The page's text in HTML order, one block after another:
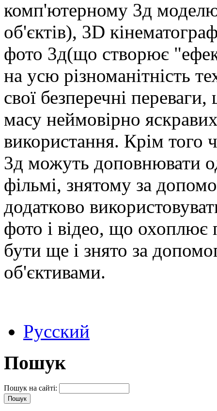
комп'ютерному 3д
об'єктів), 3D
фото 3д(що створює
на усю різноманітність
свої безперечні
масу неймовірно
використання. Крім того
3д можуть доповнювати
фільмі, знятому за
додатково
фото і відео, що охоплює
бути ще і знято за
об'єктивами.
Русский
Пошук
Пошук на сайті: